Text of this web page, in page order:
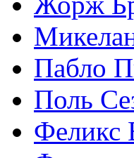
Пабло
Поль
Феликс